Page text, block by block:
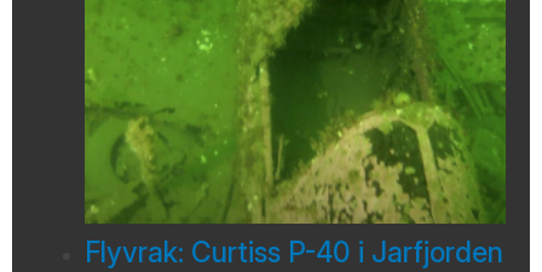
Flyvrak: Curtiss P-40 i Jarfjorden